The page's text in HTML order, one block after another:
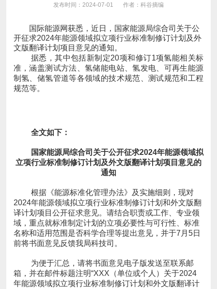
发布时间：2024-07-01 作者：科谷摘编
文版翻译计划项目意见的通知。
规范等。
全文如下：
通知
前将书面意见反馈我局科技司。